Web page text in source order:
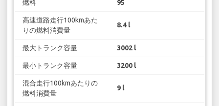
燃料 95
高速道路走行100kmあた
りの燃料消費量
8.4 l
最大トランク容量 3002 l
最小トランク容量 3200 l
混合走行100kmあたりの
燃料消費量
9 l